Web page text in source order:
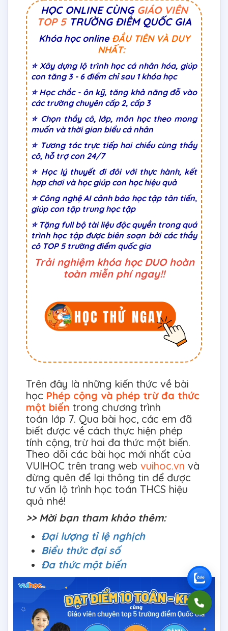
HỌC ONLINE CÙNG GIÁO VIÊN
TOP 5 TRƯỜNG ĐIỂM QUỐC GIA
Khóa học online ĐẦU TIÊN VÀ DUY
NHẤT:
⭐ Xây dựng lộ trình học cá nhân hóa, giúp
con tăng 3 - 6 điểm chỉ sau 1 khóa học
⭐ Học chắc - ôn kỹ, tăng khả năng đỗ vào
các trường chuyên cấp 2, cấp 3
⭐ Chọn thầy cô, lớp, môn học theo mong
muốn và thời gian biểu cá nhân
⭐ Tương tác trực tiếp hai chiều cùng thầy
cô, hỗ trợ con 24/7
⭐ Học lý thuyết đi đôi với thực hành, kết
hợp chơi và học giúp con học hiệu quả
⭐ Công nghệ AI cảnh báo học tập tân tiến,
giúp con tập trung học tập
⭐ Tặng full bộ tài liệu độc quyền trong quá
trình học tập được biên soạn bởi các thầy
cô TOP 5 trường điểm quốc gia
Trải nghiệm khóa học DUO hoàn
toàn miễn phí ngay!!
Trên đây là những kiến thức về bài
học Phép cộng và phép trừ đa thức
một biến trong chương trình
toán lớp 7. Qua bài học, các em đã
biết được về cách thực hiện phép
tính cộng, trừ hai đa thức một biến.
Theo dõi các bài học mới nhất của
VUIHOC trên trang web vuihoc.vn và
đừng quên để lại thông tin để được
tư vấn lộ trình học toán THCS hiệu
quả nhé!
>> Mời bạn tham khảo thêm:
Đại lượng tỉ lệ nghịch
Biểu thức đại số
Đa thức một biến